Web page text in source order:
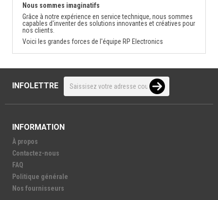
Nous sommes imaginatifs
Grâce à notre expérience en service technique, nous sommes
capables d'inventer des solutions innovantes et créatives pour
nos clients.
Voici les grandes forces de l'équipe RP Electronics
INFOLETTRE
INFORMATION
À propos
Contactez-nous
FAQ
Politique générale
Nos fournisseurs